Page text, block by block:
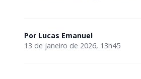
Por Lucas Emanuel
13 de janeiro de 2026, 13h45